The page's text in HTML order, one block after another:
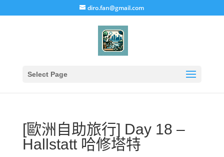
diro.fan@gmail.com
Select Page
[歐洲自助旅行] Day 18 –
Hallstatt 哈修塔特